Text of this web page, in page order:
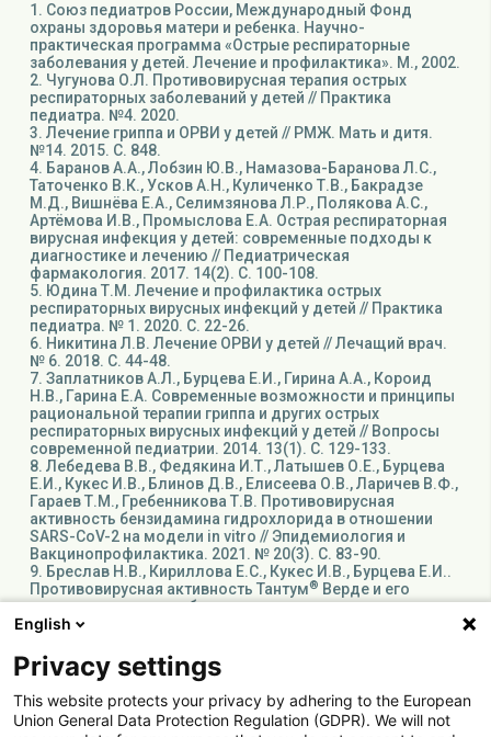
1. Союз педиатров России, Международный Фонд
охраны здоровья матери и ребенка. Научно-
практическая программа «Острые респираторные
заболевания у детей. Лечение и профилактика». М., 2002.
2. Чугунова О.Л. Противовирусная терапия острых
респираторных заболеваний у детей // Практика
педиатра. №4. 2020.
3. Лечение гриппа и ОРВИ у детей // РМЖ. Мать и дитя.
№14. 2015. С. 848.
4. Баранов А.А., Лобзин Ю.В., Намазова-Баранова Л.С.,
Таточенко В.К., Усков А.Н., Куличенко Т.В., Бакрадзе
М.Д., Вишнёва Е.А., Селимзянова Л.Р., Полякова А.С.,
Артёмова И.В., Промыслова Е.А. Острая респираторная
вирусная инфекция у детей: современные подходы к
диагностике и лечению // Педиатрическая
фармакология. 2017. 14(2). С. 100-108.
5. Юдина Т.М. Лечение и профилактика острых
респираторных вирусных инфекций у детей // Практика
педиатра. № 1. 2020. С. 22-26.
6. Никитина Л.В. Лечение ОРВИ у детей // Лечащий врач.
№ 6. 2018. С. 44-48.
7. Заплатников А.Л., Бурцева Е.И., Гирина А.А., Короид
Н.В., Гарина Е.А. Современные возможности и принципы
рациональной терапии гриппа и других острых
респираторных вирусных инфекций у детей // Вопросы
современной педиатрии. 2014. 13(1). С. 129-133.
8. Лебедева В.В., Федякина И.Т., Латышев О.Е., Бурцева
Е.И., Кукес И.В., Блинов Д.В., Елисеева О.В., Ларичев В.Ф.,
Гараев Т.М., Гребенникова Т.В. Противовирусная
активность бензидамина гидрохлорида в отношении
SARS-CoV-2 на модели in vitro // Эпидемиология и
Вакцинопрофилактика. 2021. № 20(3). С. 83-90.
9. Бреслав Н.В., Кириллова Е.С., Кукес И.В., Бурцева Е.И..
Противовирусная активность Тантум® Верде и его
активного вещества бензидамина гидрохлорида в
отношении вируса гриппа в опытах in vitro // Фарматека.
10. Алимбарова Л.М., Кукес И.В.. Изучение
противовирусной активности субстанции бензидамина
гидрохлорида и ее готовой лекарственной формы
Тантум®Верде в отношении вируса простого герпеса 1-
го и 2-го типов // Фарматека 2020. № 27(9). С. 68–74.
English
Privacy settings
This website protects your privacy by adhering to the European
Union General Data Protection Regulation (GDPR). We will not